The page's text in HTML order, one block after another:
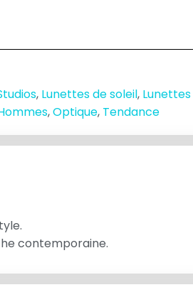
, Lunettes de soleil,
,Optique, Tendance
contemporaine.